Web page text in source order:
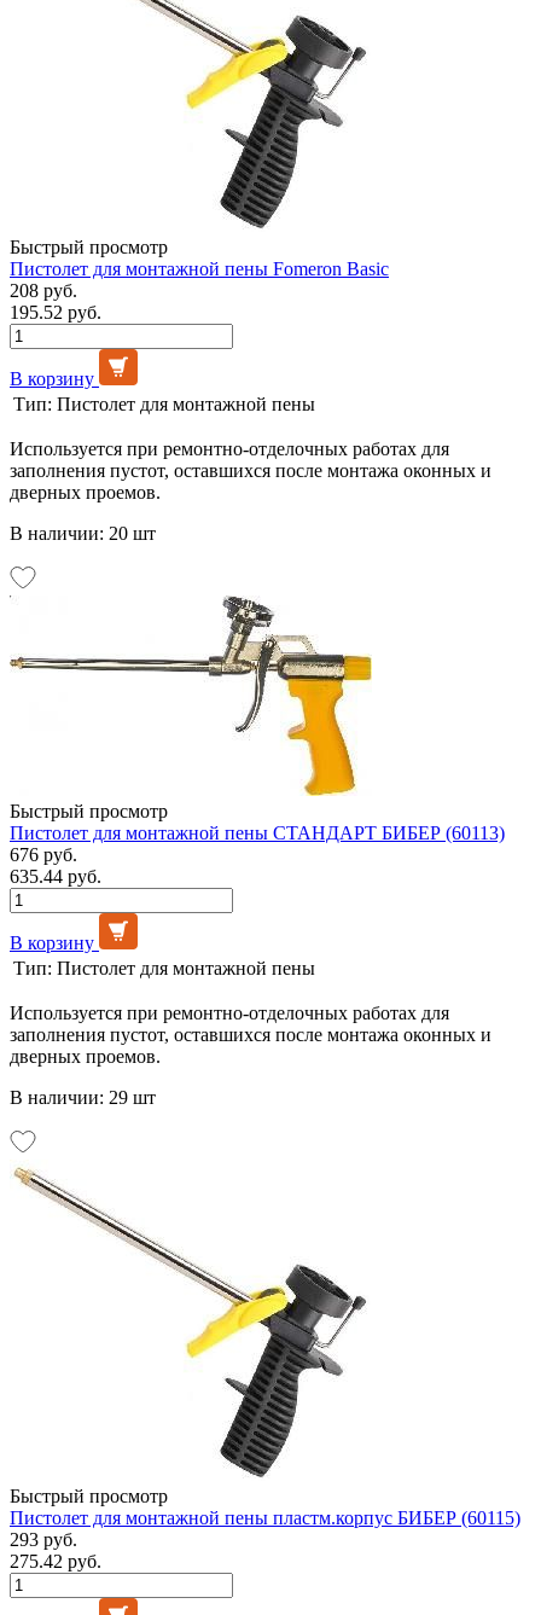
Быстрый просмотр
Пистолет для монтажной пены Fomeron Basic
208 руб.
195.52 руб.
В корзину
Тип: Пистолет для монтажной пены
Используется при ремонтно-отделочных работах для
заполнения пустот, оставшихся после монтажа оконных и
дверных проемов.
В наличии: 20 шт
Быстрый просмотр
Пистолет для монтажной пены СТАНДАРТ БИБЕР (60113)
676 руб.
635.44 руб.
В корзину
Тип: Пистолет для монтажной пены
Используется при ремонтно-отделочных работах для
заполнения пустот, оставшихся после монтажа оконных и
дверных проемов.
В наличии: 29 шт
Быстрый просмотр
Пистолет для монтажной пены пластм.корпус БИБЕР (60115)
293 руб.
275.42 руб.